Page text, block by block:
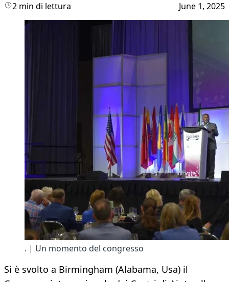
2 min di lettura June 1, 2025
. | Un momento del congresso
Si è svolto a Birmingham (Alabama, Usa) il